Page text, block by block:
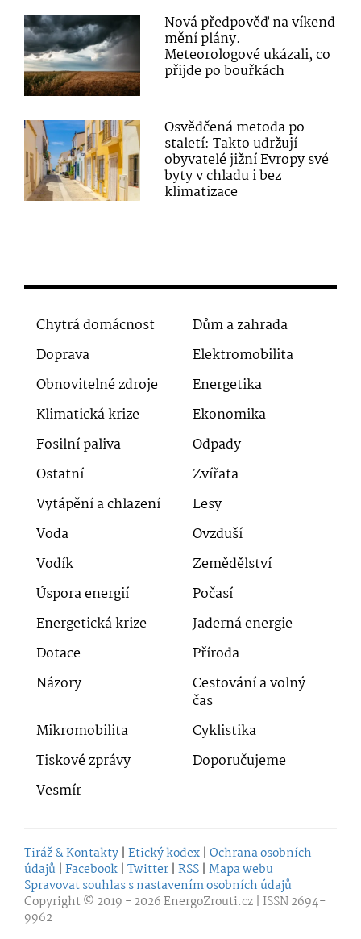
Nová předpověď na víkend
mění plány.
Meteorologové ukázali, co
přijde po bouřkách
Osvědčená metoda po
staletí: Takto udržují
obyvatelé jižní Evropy své
byty v chladu i bez
klimatizace
Chytrá domácnost
Dům a zahrada
Doprava
Elektromobilita
Obnovitelné zdroje
Energetika
Klimatická krize
Ekonomika
Fosilní paliva
Odpady
Ostatní
Zvířata
Vytápění a chlazení
Lesy
Voda
Ovzduší
Vodík
Zemědělství
Úspora energií
Počasí
Energetická krize
Jaderná energie
Dotace
Příroda
Názory
Cestování a volný
čas
Mikromobilita
Cyklistika
Tiskové zprávy
Doporučujeme
Vesmír
Tiráž & Kontakty | Etický kodex | Ochrana osobních
údajů | Facebook | Twitter | RSS | Mapa webu
Spravovat souhlas s nastavením osobních údajů
Copyright © 2019 - 2026EnergoZrouti.cz | ISSN 2694-
9962